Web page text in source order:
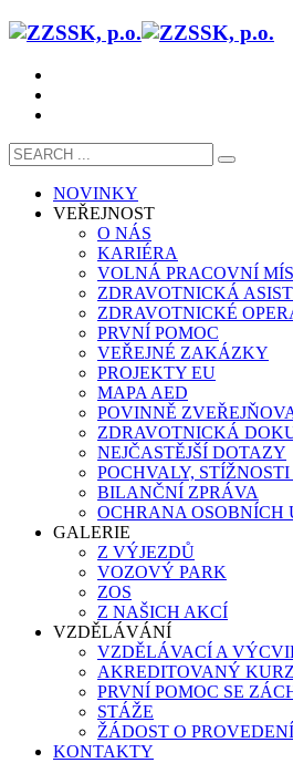
NOVINKY
VEŘEJNOST
O NÁS
KARIÉRA
VOLNÁ PRACOVNÍ
ZDRAVOTNICKÁ
ZDRAVOTNICKÉ
PRVNÍ POMOC
VEŘEJNÉ ZAKÁZKY
PROJEKTY EU
MAPA AED
POVINNĚ
ZDRAVOTNICKÁ
NEJČASTĚJŠÍ DOTAZY
POCHVALY,
BILANČNÍ ZPRÁVA
OCHRANA OSOBNÍCH
GALERIE
Z VÝJEZDŮ
VOZOVÝ PARK
ZOS
Z NAŠICH AKCÍ
VZDĚLÁVÁNÍ
VZDĚLÁVACÍ A
AKREDITOVANÝ
PRVNÍ POMOC SE
STÁŽE
ŽÁDOST O
KONTAKTY